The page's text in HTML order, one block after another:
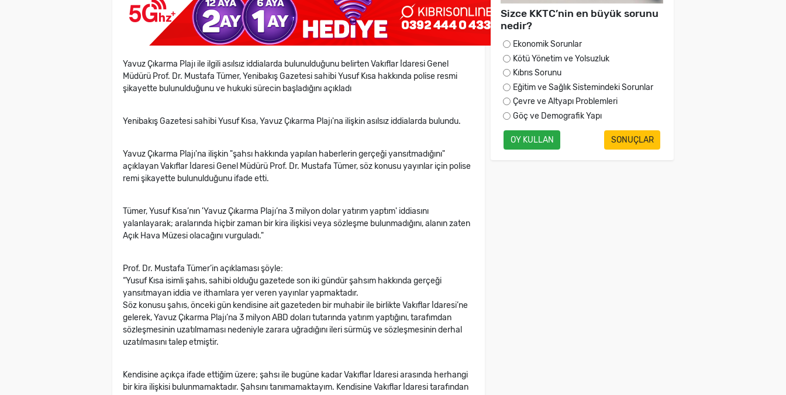
Yavuz Çıkarma Plajı ile ilgili asılsız iddialarda bulunulduğunu belirten Vakıflar İdaresi Genel
Müdürü Prof. Dr. Mustafa Tümer, Yenibakış Gazetesi sahibi Yusuf Kısa hakkında polise resmi
şikayette bulunulduğunu ve hukuki sürecin başladığını açıkladı
Yenibakış Gazetesi sahibi Yusuf Kısa, Yavuz Çıkarma Plajı'na ilişkin asılsız iddialarda bulundu.
Yavuz Çıkarma Plajı'na ilişkin "şahsı hakkında yapılan haberlerin gerçeği yansıtmadığını"
açıklayan Vakıflar İdaresi Genel Müdürü Prof. Dr. Mustafa Tümer, söz konusu yayınlar için polise
remi şikayette bulunulduğunu ifade etti.
Tümer, Yusuf Kısa’nın 'Yavuz Çıkarma Plajı’na 3 milyon dolar yatırım yaptım' iddiasını
yalanlayarak; aralarında hiçbir zaman bir kira ilişkisi veya sözleşme bulunmadığını, alanın zaten
Açık Hava Müzesi olacağını vurguladı."
Prof. Dr. Mustafa Tümer’in açıklaması şöyle:
“Yusuf Kısa isimli şahıs, sahibi olduğu gazetede son iki gündür şahsım hakkında gerçeği
yansıtmayan iddia ve ithamlara yer veren yayınlar yapmaktadır.
Söz konusu şahıs, önceki gün kendisine ait gazeteden bir muhabir ile birlikte Vakıflar İdaresi’ne
gelerek, Yavuz Çıkarma Plajı’na 3 milyon ABD doları tutarında yatırım yaptığını, tarafımdan
sözleşmesinin uzatılmaması nedeniyle zarara uğradığını ileri sürmüş ve sözleşmesinin derhal
uzatılmasını talep etmiştir.
Kendisine açıkça ifade ettiğim üzere; şahsı ile bugüne kadar Vakıflar İdaresi arasında herhangi
bir kira ilişkisi bulunmamaktadır. Şahsını tanımamaktayım. Kendisine Vakıflar İdaresi tarafından
Sizce KKTC’nin en büyük sorunu
nedir?
Ekonomik Sorunlar
Kötü Yönetim ve Yolsuzluk
Kıbrıs Sorunu
Eğitim ve Sağlık Sistemindeki Sorunlar
Çevre ve Altyapı Problemleri
Göç ve Demografik Yapı
OY KULLAN SONUÇLAR